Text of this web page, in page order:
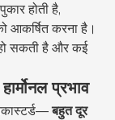
होती है,
आकर्षित करना है।
सकती है और कई
प्रभाव
बहुत दूर